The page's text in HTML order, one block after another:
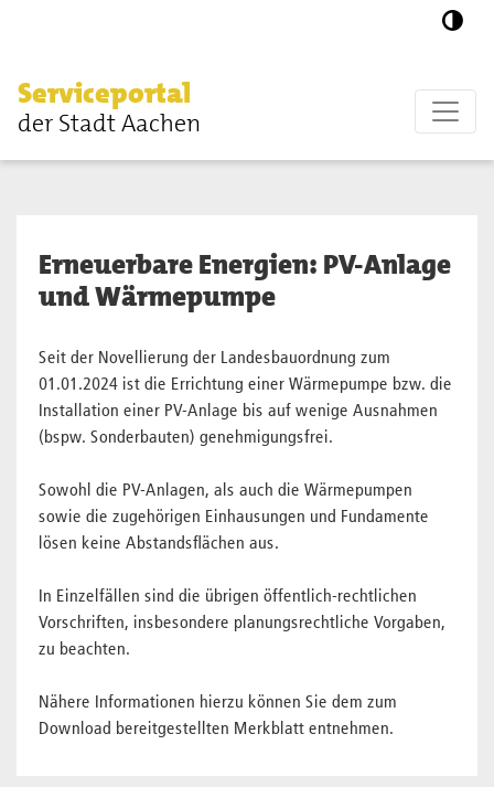
Serviceportal
der Stadt Aachen
Erneuerbare Energien: PV-Anlage
und Wärmepumpe
Seit der Novellierung der Landesbauordnung zum
01.01.2024 ist die Errichtung einer Wärmepumpe bzw. die
Installation einer PV-Anlage bis auf wenige Ausnahmen
(bspw. Sonderbauten) genehmigungsfrei.
Sowohl die PV-Anlagen, als auch die Wärmepumpen
sowie die zugehörigen Einhausungen und Fundamente
lösen keine Abstandsflächen aus.
In Einzelfällen sind die übrigen öffentlich-rechtlichen
Vorschriften, insbesondere planungsrechtliche Vorgaben,
zu beachten.
Nähere Informationen hierzu können Sie dem zum
Download bereitgestellten Merkblatt entnehmen.